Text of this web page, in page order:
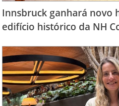
Innsbruck ganhará novo
edifício histórico da NH